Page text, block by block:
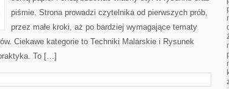
piśmie. Strona prowadzi czytelnika od pierwszych prób,
przez małe kroki, aż po bardziej wymagające tematy
Ciekawe kategorie to Techniki Malarskie i Rysunek
To […]